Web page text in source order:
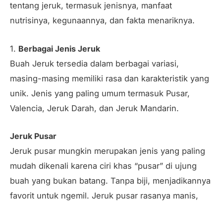
tentang jeruk, termasuk jenisnya, manfaat
nutrisinya, kegunaannya, dan fakta menariknya.
1. Berbagai Jenis Jeruk
Buah Jeruk tersedia dalam berbagai variasi,
masing-masing memiliki rasa dan karakteristik yang
unik. Jenis yang paling umum termasuk Pusar,
Valencia, Jeruk Darah, dan Jeruk Mandarin.
Jeruk Pusar
Jeruk pusar mungkin merupakan jenis yang paling
mudah dikenali karena ciri khas “pusar” di ujung
buah yang bukan batang. Tanpa biji, menjadikannya
favorit untuk ngemil. Jeruk pusar rasanya manis,